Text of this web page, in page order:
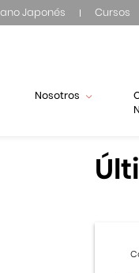
Japonés Cursos
Nosotros